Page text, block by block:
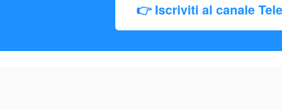
👉 Iscriviti al canale